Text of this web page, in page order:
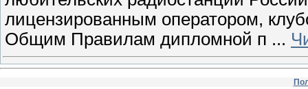
лицензированным оператором,
Общим Правилам дипломной п ...